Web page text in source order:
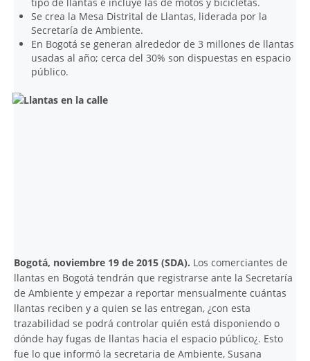
Se crea la Mesa Distrital de Llantas, liderada por la
Secretaría de Ambiente.
En Bogotá se generan alrededor de 3 millones de llantas
usadas al año; cerca del 30% son dispuestas en espacio
público.
Bogotá, noviembre 19 de 2015 (SDA). Los comerciantes de
llantas en Bogotá tendrán que registrarse ante la Secretaría
de Ambiente y empezar a reportar mensualmente cuántas
llantas reciben y a quien se las entregan, ¿con esta
trazabilidad se podrá controlar quién está disponiendo o
dónde hay fugas de llantas hacia el espacio público¿. Esto
fue lo que informó la secretaria de Ambiente, Susana